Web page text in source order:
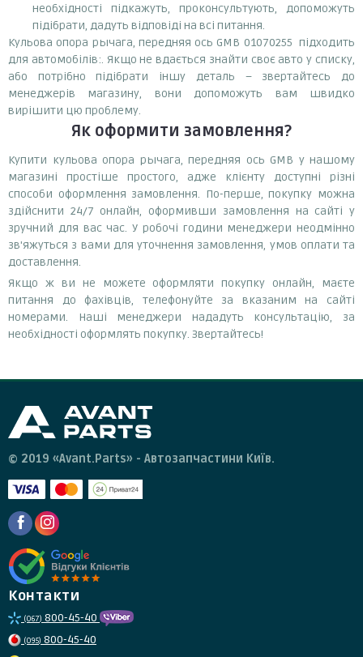
необхідності підкажуть, проконсультують, допоможуть
підібрати, дадуть відповіді на всі питання.
Кульова опора рычага, передняя ось GMB 01070255 підходить
для автомобілів:. Якщо не вдається знайти своє авто у списку,
або потрібно підібрати іншу деталь – звертайтесь до
менеджерів магазину, вони допоможуть вам швидко
вирішити цю проблему.
Як оформити замовлення?
Купити кульова опора рычага, передняя ось GMB у нашому
магазині простіше простого, адже клієнту доступні різні
способи оформлення замовлення. По-перше, покупку можна
здійснити 24/7 онлайн, оформивши замовлення на сайті у
зручний для вас час. У робочі години менеджери неодмінно
зв'яжуться з вами для уточнення замовлення, умов оплати та
доставлення.
Якщо ж ви не можете оформляти покупку онлайн, маєте
питання до фахівців, телефонуйте за вказаним на сайті
номерами. Наші менеджери нададуть консультацію, за
необхідності оформлять покупку. Звертайтесь!
© 2019 «Avant.Parts» - Автозапчастини Київ.
Контакти
(067) 800-45-40
(095) 800-45-40